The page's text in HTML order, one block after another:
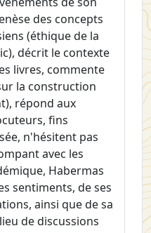
des concepts
(éthique de la
décrit le contexte
livres, commente
la construction
répond aux
fins
n'hésitent pas
avec les
Habermas
sentiments, de ses
ainsi que de sa
de discussions